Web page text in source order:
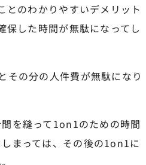
のわかりやすいデメリット
保した時間が無駄になってし
その分の人件費が無駄になり
を縫って1on1のための時間
まっては、その後の1on1に